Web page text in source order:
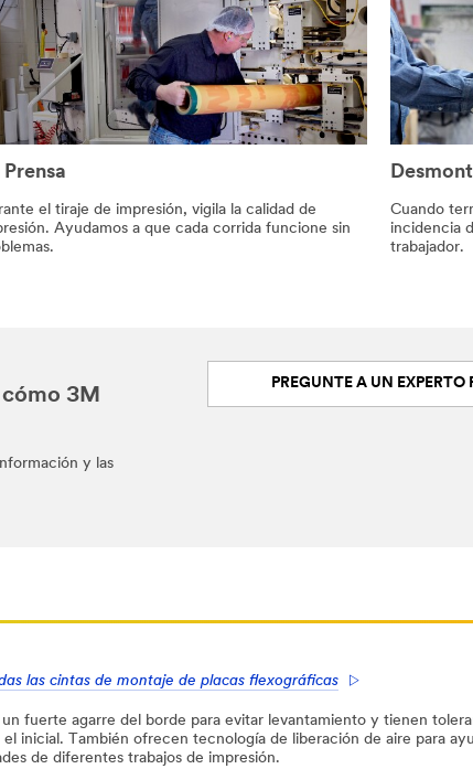
Prensa
el tiraje de impresión, vigila la calidad de
Ayudamos a que cada corrida funcione sin
Cuando
incidencia
trabajador.
3M
y las
PREGUNTE A UN EXPERTO
las cintas de montaje de placas flexográficas
fuerte agarre del borde para evitar levantamiento y tienen
inicial. También ofrecen tecnología de liberación de aire para
de diferentes trabajos de impresión.